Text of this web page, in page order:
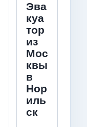
Эва
куа
тор
из
Мос
квы
в
Нор
иль
ск